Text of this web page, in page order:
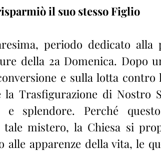
il suo stesso Figlio
periodo dedicato alla
della 2a Domenica. Dopo
e sulla lotta contro
Trasfigurazione di Nostro
splendore. Perché
tale mistero, la Chiesa si
apparenze della vita, le